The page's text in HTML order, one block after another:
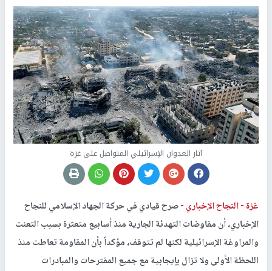
آثار العدوان الإسرائيلي المتواصل على غزة
غزة -النجاح الإخباري -صرح قيادي في حركة الجهاد الإسلامي للنجاح
الإخباري، أن مفاوضات التهدئة الجارية منذ أسابيع متعثرة بسبب التعنت
والمراوغة الإسرائيلية لكنها لم تتوقف، مؤكداً بأن المقاومة تعاطت منذ
اللحظة الأولى ولا تزال بإيجابية مع جميع المقترحات والمبادرات